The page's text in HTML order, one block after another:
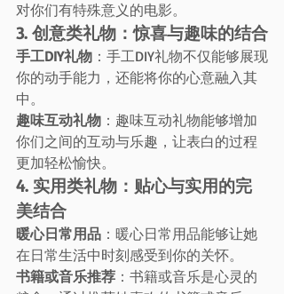
对你们有特殊意义的电影。
3. 创意类礼物：惊喜与趣味的结合
手工DIY礼物 ：手工DIY礼物不仅能够展现
你的动手能力，还能将你的心意融入其
中。
趣味互动礼物 ：趣味互动礼物能够增加
你们之间的互动与乐趣，让表白的过程
更加轻松愉快。
4. 实用类礼物：贴心与实用的完
美结合
暖心日常用品 ：暖心日常用品能够让她
在日常生活中时刻感受到你的关怀。
书籍或音乐推荐 ：书籍或音乐是心灵的